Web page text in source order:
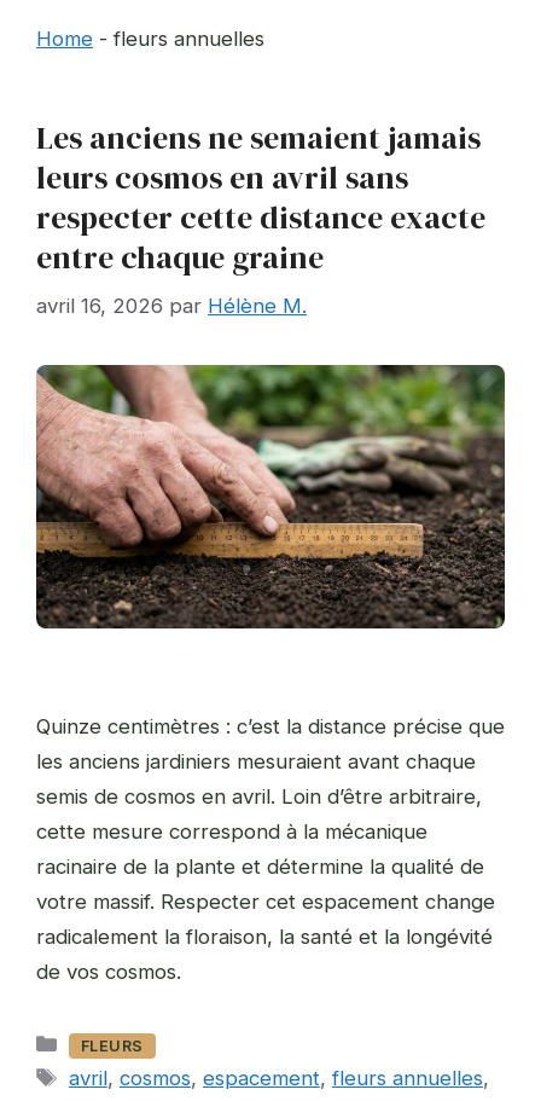
Home -fleurs annuelles
Les anciens ne semaient jamais
leurs cosmos en avril sans
respecter cette distance exacte
entre chaque graine
avril 16, 2026 par Hélène M.
Quinze centimètres : c’est la distance précise que
les anciens jardiniers mesuraient avant chaque
semis de cosmos en avril. Loin d’être arbitraire,
cette mesure correspond à la mécanique
racinaire de la plante et détermine la qualité de
votre massif. Respecter cet espacement change
radicalement la floraison, la santé et la longévité
de vos cosmos.
Catégories
FLEURS
Étiquettes
avril, cosmos, espacement,fleurs annuelles,